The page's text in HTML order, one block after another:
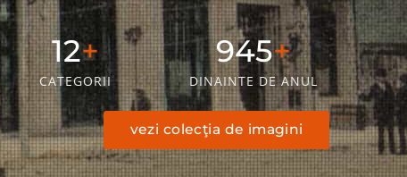
18
CATEGORII
1436
DINAINTE DE ANUL
vezi colecţia de imagini